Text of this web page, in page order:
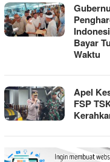
Bayar
Waktu
Apel
FSP